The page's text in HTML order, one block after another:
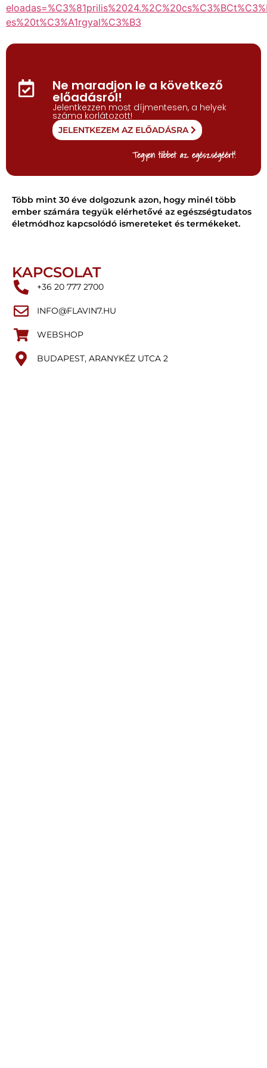
es%20t%C3%A1rgyal%C3%B3
Tegyen többet az egészségéért!
Ne maradjon le a következő
előadásról!
Jelentkezzen most díjmentesen, a helyek
száma korlátozott!
JELENTKEZEM AZ ELŐADÁSRA
Több mint 30 éve dolgozunk azon, hogy minél több
ember számára tegyük elérhetővé az egészségtudatos
életmódhoz kapcsolódó ismereteket és termékeket.
KAPCSOLAT
+36 20 777 2700
INFO@FLAVIN7.HU
WEBSHOP
BUDAPEST, ARANYKÉZ UTCA 2